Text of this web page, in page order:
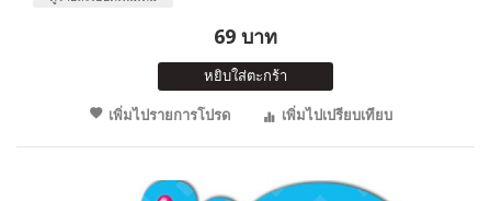
69 บาท
หยิบใส่ตะกร้า
เพิ่มไปรายการโปรด
เพิ่มไปเปรียบเทียบ